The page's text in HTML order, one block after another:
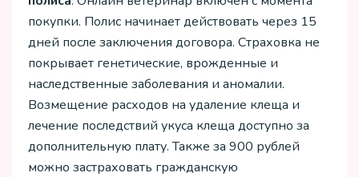
покупки. Полис начинает действовать через 15
дней после заключения договора. Страховка не
покрывает генетические, врожденные и
наследственные заболевания и аномалии.
Возмещение расходов на удаление клеща и
лечение последствий укуса клеща доступно за
дополнительную плату. Также за 900 рублей
можно застраховать гражданскую